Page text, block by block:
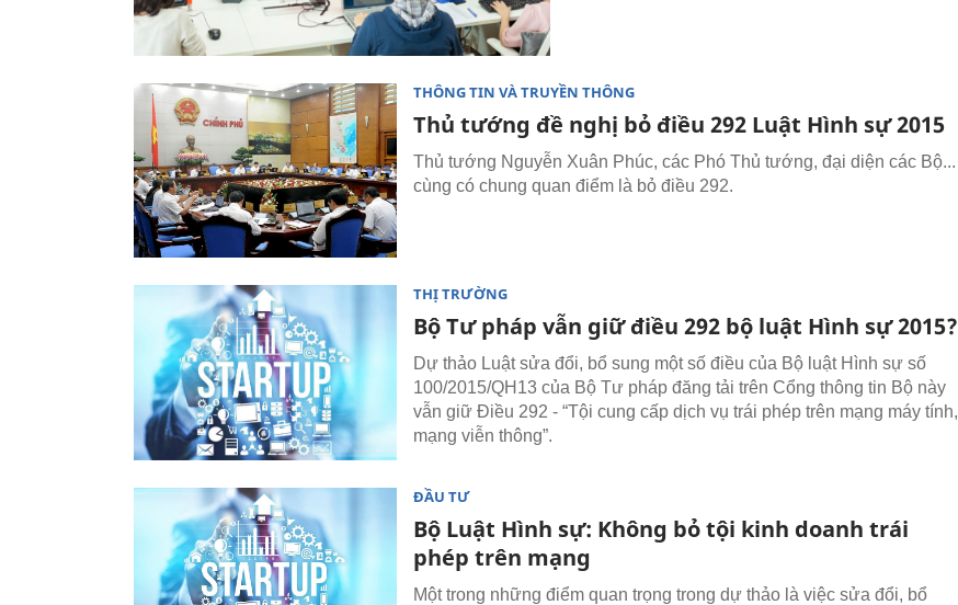
THÔNG TIN VÀ TRUYỀN THÔNG
Thủ tướng đề nghị bỏ điều 292 Luật Hình sự 2015
Thủ tướng Nguyễn Xuân Phúc, các Phó Thủ tướng, đại diện các Bộ...
cùng có chung quan điểm là bỏ điều 292.
THỊ TRƯỜNG
Bộ Tư pháp vẫn giữ điều 292 bộ luật Hình sự 2015?
Dự thảo Luật sửa đổi, bổ sung một số điều của Bộ luật Hình sự số
100/2015/QH13 của Bộ Tư pháp đăng tải trên Cổng thông tin Bộ này
vẫn giữ Điều 292 - “Tội cung cấp dịch vụ trái phép trên mạng máy tính,
mạng viễn thông”.
ĐẦU TƯ
Bộ Luật Hình sự: Không bỏ tội kinh doanh trái
phép trên mạng
Một trong những điểm quan trọng trong dự thảo là việc sửa đổi, bổ